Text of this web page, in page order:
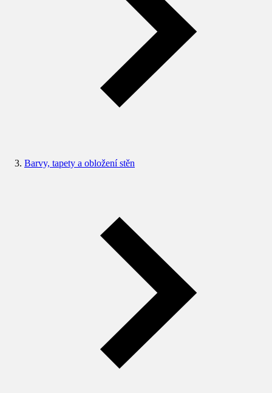
Barvy, tapety a obložení stěn